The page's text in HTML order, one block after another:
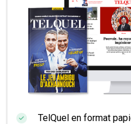
TelQuel en format